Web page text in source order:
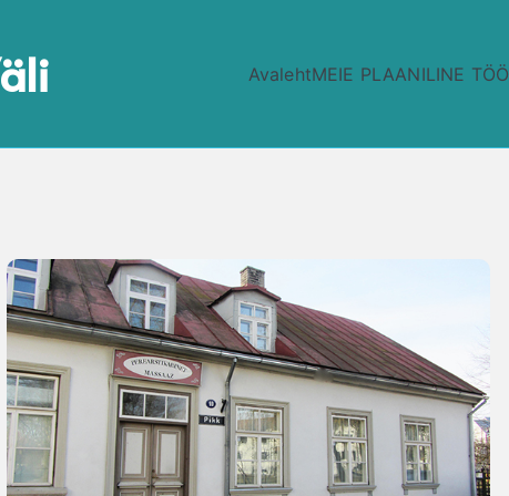
AvalehtMEIE PLAANILINE TÖÖ